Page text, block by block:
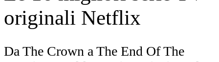
Giugno 1,
2022Updated:Giugno 16, 2022
Facebook WhatsApp Pinterest Telegram